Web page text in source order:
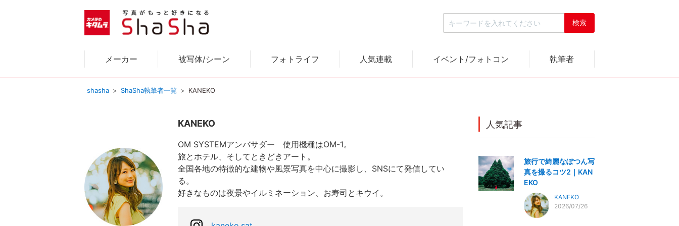
メーカー 被写体/シーン フォトライフ 人気連載 イベント/フォトコン 執筆者
shasha ShaSha執筆者一覧 KANEKO
KANEKO
OM SYSTEMアンバサダー 使用機種はOM-1。
旅とホテル、そしてときどきアート。
全国各地の特徴的な建物や風景写真を中心に撮影し、SNSにて発信してい
る。
好きなものは夜景やイルミネーション、お寿司とキウイ。
人気記事
旅行で綺麗なぽつん写
真を撮るコツ2｜KAN
EKO
KANEKO
2026/07/26